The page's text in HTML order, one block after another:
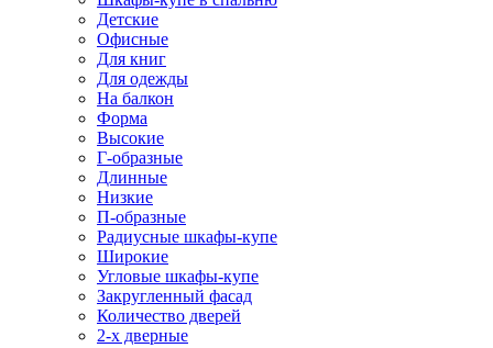
Детские
Офисные
Для книг
Для одежды
На балкон
Форма
Высокие
Г-образные
Длинные
Низкие
П-образные
Радиусные шкафы-купе
Широкие
Угловые шкафы-купе
Закругленный фасад
Количество дверей
2-х дверные